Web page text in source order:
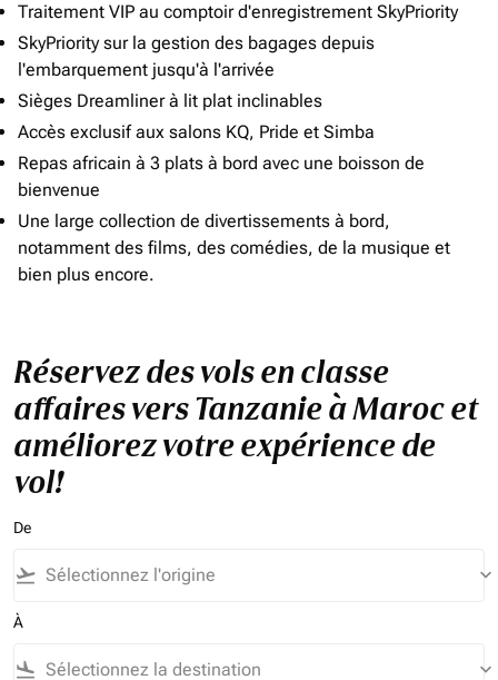
Traitement VIP au comptoir d'enregistrement SkyPriority
SkyPriority sur la gestion des bagages depuis
l'embarquement jusqu'à l'arrivée
Sièges Dreamliner à lit plat inclinables
Accès exclusif aux salons KQ, Pride et Simba
Repas africain à 3 plats à bord avec une boisson de
bienvenue
Une large collection de divertissements à bord,
notamment des films, des comédies, de la musique et
bien plus encore.
Réservez des vols en classe
affaires vers Tanzanie à Maroc et
améliorez votre expérience de
vol!
De
flight_takeoff keyboard_arrow_down
À
flight_land keyboard_arrow_down